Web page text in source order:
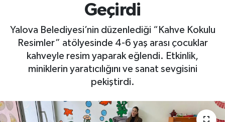
Geçirdi
Yalova Belediyesi’nin düzenlediği “Kahve Kokulu
Resimler” atölyesinde 4-6 yaş arası çocuklar
kahveyle resim yaparak eğlendi. Etkinlik,
miniklerin yaratıcılığını ve sanat sevgisini
pekiştirdi.